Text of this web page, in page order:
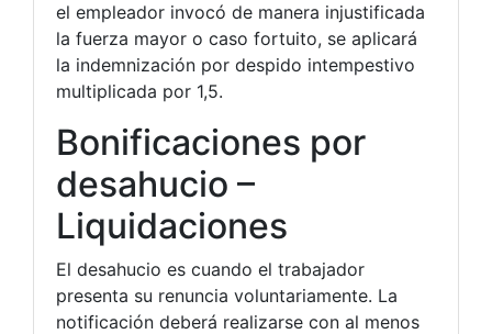
el empleador invocó de manera injustificada
la fuerza mayor o caso fortuito, se aplicará
la indemnización por despido intempestivo
multiplicada por 1,5.
Bonificaciones por
desahucio –
Liquidaciones
El desahucio es cuando el trabajador
presenta su renuncia voluntariamente. La
notificación deberá realizarse con al menos